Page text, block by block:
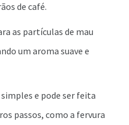
de café.
as partículas de mau
um aroma suave e
e pode ser feita
passos, como a fervura